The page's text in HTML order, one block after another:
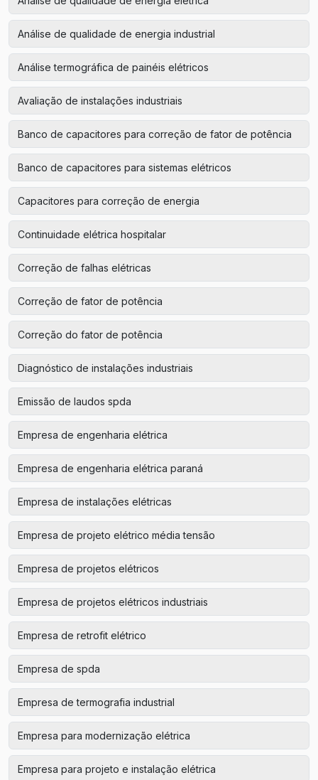
Análise de qualidade de energia industrial
Análise termográfica de painéis elétricos
Avaliação de instalações industriais
Banco de capacitores para correção de fator de potência
Banco de capacitores para sistemas elétricos
Capacitores para correção de energia
Continuidade elétrica hospitalar
Correção de falhas elétricas
Correção de fator de potência
Correção do fator de potência
Diagnóstico de instalações industriais
Emissão de laudos spda
Empresa de engenharia elétrica
Empresa de engenharia elétrica paraná
Empresa de instalações elétricas
Empresa de projeto elétrico média tensão
Empresa de projetos elétricos
Empresa de projetos elétricos industriais
Empresa de retrofit elétrico
Empresa de spda
Empresa de termografia industrial
Empresa para modernização elétrica
Empresa para projeto e instalação elétrica